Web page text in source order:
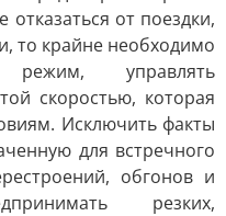
отказаться от поездки,
то крайне необходимо
режим, управлять
скоростью, которая
Исключить факты
для встречного
обгонов и
резких,